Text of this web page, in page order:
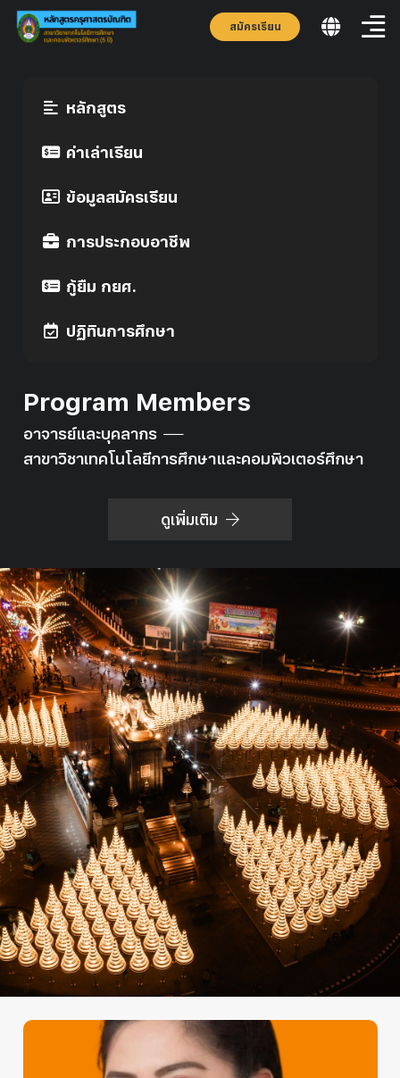
สมัครเรียน
หลักสูตร
ค่าเล่าเรียน
ข้อมูลสมัครเรียน
การประกอบอาชีพ
กู้ยืม กยศ.
ปฏิทินการศึกษา
Program Members
อาจารย์และบุคลากร
สาขาวิชาเทคโนโลยีการศึกษาและคอมพิวเตอร์ศึกษา
ดูเพิ่มเติม